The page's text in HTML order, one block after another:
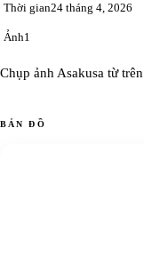
Thời gian24 tháng 4, 2026
Ảnh1
Chụp ảnh Asakusa từ
BẢN ĐỒ